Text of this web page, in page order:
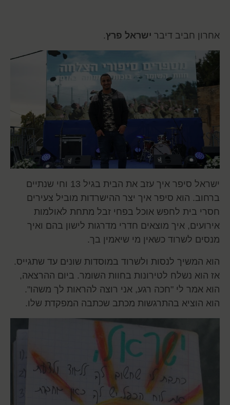
אחרון חביב דיבר ישראל פרץ.
ישראל סיפר איך עזב את הבית בגיל 13 וחי שנתיים
ברחוב. הוא סיפר איך יצר ההישרדות מוביל צעירים
חסרי בית לחפש אוכל בפחי זבל מתחת לאולמות
אירועים, איך מוצאים חדרי מדרגות לישון בהם ואיך
מנסים לשרוד כשאין מי שיאמין בך.
הוא המשיך לנסות ולשרוד במוסדות שונים עד שתגייס.
אז הוא נשלח לטירונות בחוות השומר. ביום ההרצאה,
הוא אמר לי "חכה רגע, אני רוצה להראות לך משהו".
הוא הוציא בהתרגשות מכתב שכתבה המפקדת שלו.